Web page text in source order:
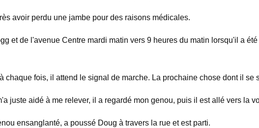
avoir perdu une jambe pour des raisons médicales.
et de l'avenue Centre mardi matin vers 9 heures du matin lorsqu'il a
fois, il attend le signal de marche. La prochaine chose dont il se
juste aidé à me relever, il a regardé mon genou, puis il est allé vers la
ensanglanté, a poussé Doug à travers la rue et est parti.